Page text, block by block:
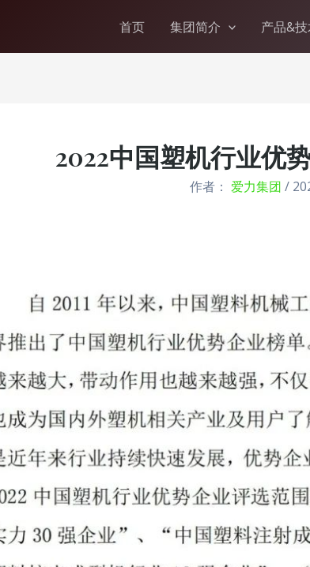
首页 集团简介 产品&
2022中国塑机行业优
作者： 爱力集团 /